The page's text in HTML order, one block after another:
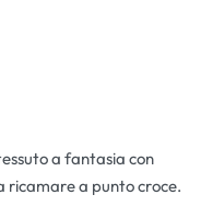
a fantasia con
ricamare a punto croce.